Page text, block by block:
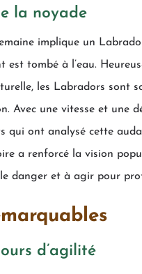
la noyade
implique un
tombé à l’eau.
les Labradors sont
Avec une vitesse et une
qui ont analysé cette
a renforcé la vision
danger et à agir pour
d’agilité